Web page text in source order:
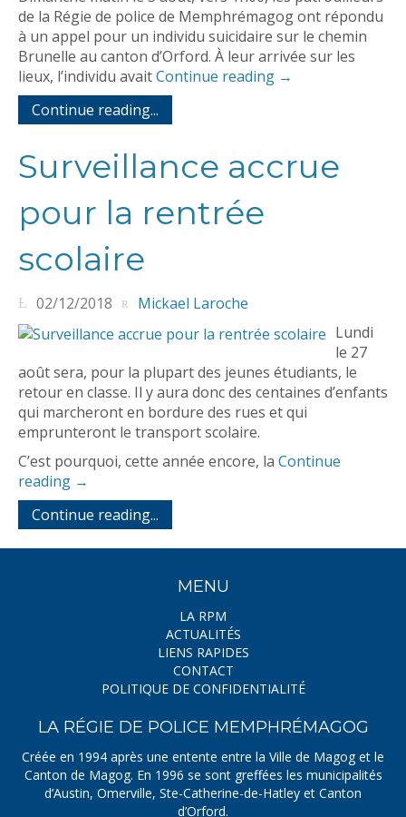
de la Régie de police de Memphrémagog ont répondu
à un appel pour un individu suicidaire sur le chemin
Brunelle au canton d’Orford. À leur arrivée sur les
lieux, l’individu avaitContinue reading →
Continue reading...
Surveillance accrue
pour la rentrée
scolaire
02/12/2018
Mickael Laroche
Lundi
le 27
août sera, pour la plupart des jeunes étudiants, le
retour en classe. Il y aura donc des centaines d’enfants
qui marcheront en bordure des rues et qui
emprunteront le transport scolaire.
C’est pourquoi, cette année encore, la Continue
reading →
Continue reading...
MENU
LA RPM
ACTUALITÉS
LIENS RAPIDES
CONTACT
POLITIQUE DE CONFIDENTIALITÉ
LA RÉGIE DE POLICE MEMPHRÉMAGOG
Créée en 1994 après une entente entre la Ville de Magog et le
Canton de Magog. En 1996 se sont greffées les municipalités
d’Austin, Omerville, Ste-Catherine-de-Hatley et Canton
d’Orford.